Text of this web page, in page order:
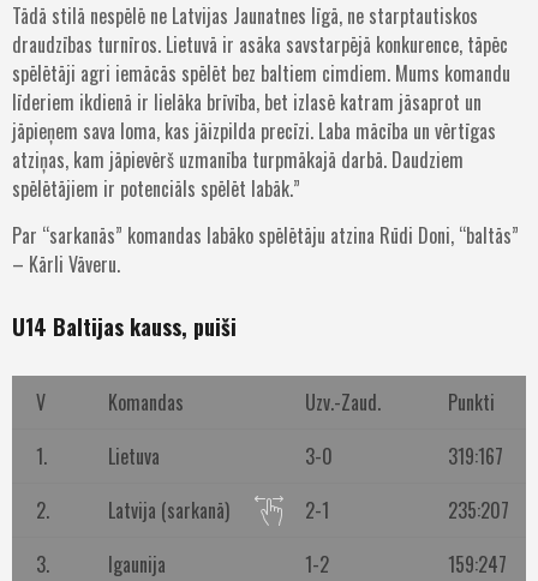
Tādā stilā nespēlē ne Latvijas Jaunatnes līgā, ne starptautiskos
draudzības turnīros. Lietuvā ir asāka savstarpējā konkurence, tāpēc
spēlētāji agri iemācās spēlēt bez baltiem cimdiem. Mums komandu
līderiem ikdienā ir lielāka brīvība, bet izlasē katram jāsaprot un
jāpieņem sava loma, kas jāizpilda precīzi. Laba mācība un vērtīgas
atziņas, kam jāpievērš uzmanība turpmākajā darbā. Daudziem
spēlētājiem ir potenciāls spēlēt labāk.”
Par “sarkanās” komandas labāko spēlētāju atzina Rūdi Doni, “baltās”
– Kārli Vāveru.
U14 Baltijas kauss, puiši
V Komandas Uzv.-Zaud.
Punkti
1.
Lietuva 3-0
319:167
2.
Latvija (sarkanā) 2-1
235:207
3.
Igaunija 1-2
159:247